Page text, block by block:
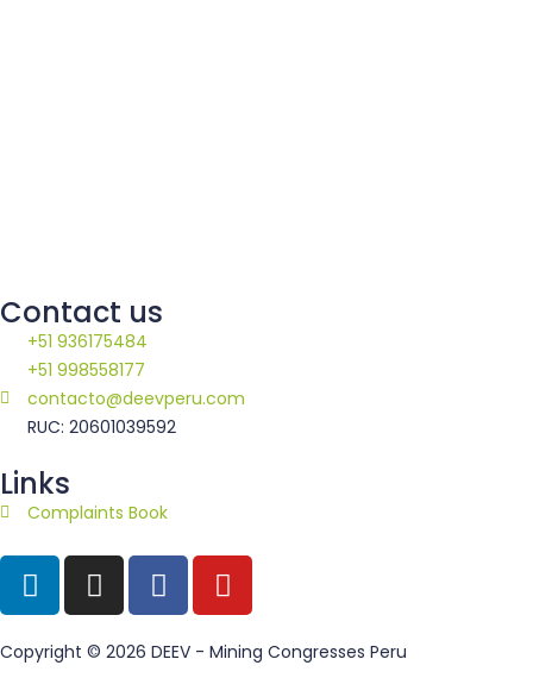
Contact us
+51 936175484
+51 998558177
contacto@deevperu.com
RUC: 20601039592
Links
Complaints Book
Copyright © 2026 DEEV - Mining Congresses Peru